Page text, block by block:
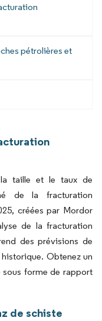
pétrolières et
taille et le taux de
de la fracturation
créées par Mordor
de la fracturation
des prévisions de
Obtenez un
sous forme de rapport
de schiste